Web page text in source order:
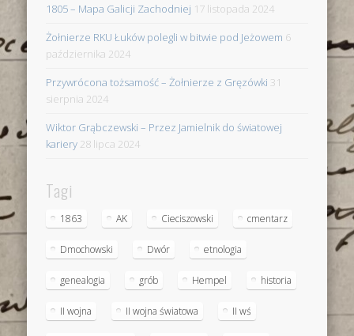
1805 – Mapa Galicji Zachodniej 17 listopada 2024
Żołnierze RKU Łuków polegli w bitwie pod Jeżowem 6
października 2024
Przywrócona tożsamość – Żołnierze z Gręzówki 31
sierpnia 2024
Wiktor Grąbczewski – Przez Jamielnik do światowej
kariery 28 lipca 2024
Tagi
1863 AK Cieciszowski cmentarz
Dmochowski Dwór etnologia
genealogia grób Hempel historia
II wojna II wojna światowa II wś